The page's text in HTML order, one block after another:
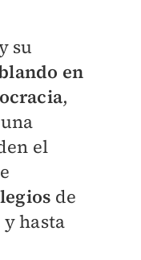
su
en
,
el
de
hasta